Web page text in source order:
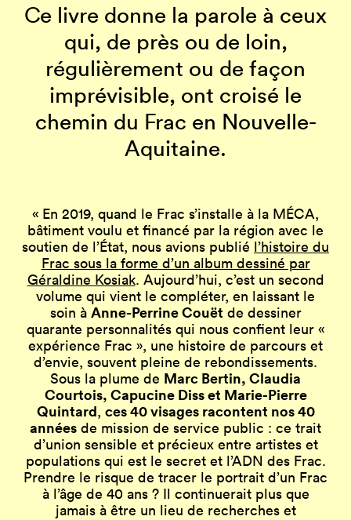
Ce livre donne la parole à ceux
qui, de près ou de loin,
régulièrement ou de façon
imprévisible, ont croisé le
chemin du Frac en Nouvelle-
Aquitaine.
« En 2019, quand le Frac s’installe à la MÉCA,
bâtiment voulu et financé par la région avec le
soutien de l’État, nous avions publié l’histoire du
Frac sous la forme d’un album dessiné par
Géraldine Kosiak. Aujourd’hui, c’est un second
volume qui vient le compléter, en laissant le
soin à Anne-Perrine Couët de dessiner
quarante personnalités qui nous confient leur «
expérience Frac », une histoire de parcours et
d’envie, souvent pleine de rebondissements.
Sous la plume de Marc Bertin, Claudia
Courtois, Capucine Diss et Marie-Pierre
Quintard, ces 40 visages racontent nos 40
années de mission de service public : ce trait
d’union sensible et précieux entre artistes et
populations qui est le secret et l’ADN des Frac.
Prendre le risque de tracer le portrait d’un Frac
à l’âge de 40 ans ? Il continuerait plus que
jamais à être un lieu de recherches et